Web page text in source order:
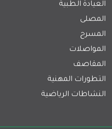
العيادة الطبية
المصلى
المسرح
المواصلات
المقاصف
التطورات المهنية
النشاطات الرياضية